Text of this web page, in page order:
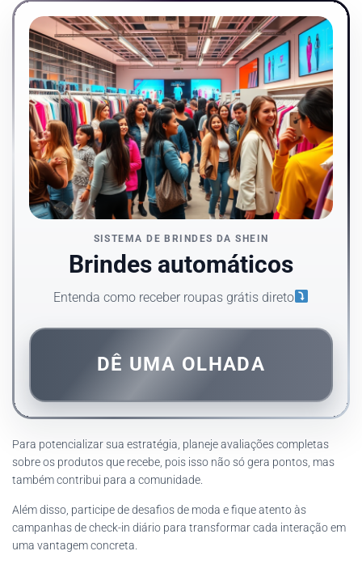
SISTEMA DE BRINDES DA SHEIN
Brindes automáticos
Entenda como receber roupas grátis direto
DÊ UMA OLHADA
Para potencializar sua estratégia, planeje avaliações completas
sobre os produtos que recebe, pois isso não só gera pontos, mas
também contribui para a comunidade.
Além disso, participe de desafios de moda e fique atento às
campanhas de check-in diário para transformar cada interação em
uma vantagem concreta.